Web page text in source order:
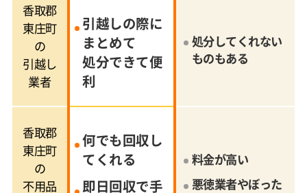
香取郡
東庄町
の
引越し
業者
引越しの際に
まとめて
処分できて便
利
処分してくれない
ものもある
香取郡
東庄町
の
不用品
何でも回収し
てくれる
即日回収で手
料金が高い
悪徳業者やぼった